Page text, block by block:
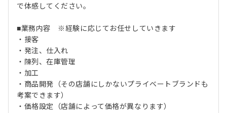
で体感してください。
■業務内容 ※経験に応じてお任せしていきます
・接客
・発注、仕入れ
・陳列、在庫管理
・加工
・商品開発（その店舗にしかないプライベートブランドも
考案できます）
・価格設定（店舗によって価格が異なります）